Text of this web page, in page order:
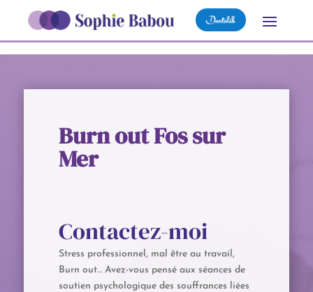
Burn out Fos sur
Mer
Contactez-moi
Stress professionnel, mal être au travail,
Burn out… Avez-vous pensé aux séances de
soutien psychologique des souffrances liées